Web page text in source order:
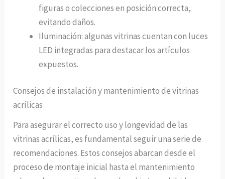
figuras o colecciones en posición correcta,
evitando daños.
Iluminación: algunas vitrinas cuentan con luces
LED integradas para destacar los artículos
expuestos.
Consejos de instalación y mantenimiento de vitrinas
acrílicas
Para asegurar el correcto uso y longevidad de las
vitrinas acrílicas, es fundamental seguir una serie de
recomendaciones. Estos consejos abarcan desde el
proceso de montaje inicial hasta el mantenimiento